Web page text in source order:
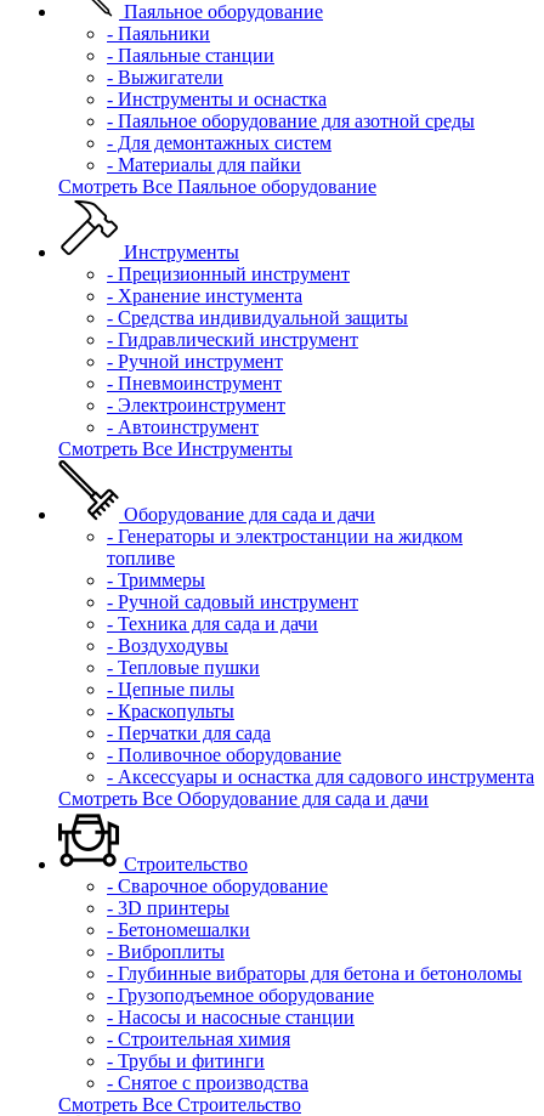
Паяльное оборудование
- Паяльники
- Паяльные станции
- Выжигатели
- Инструменты и оснастка
- Паяльное оборудование для азотной среды
- Для демонтажных систем
- Материалы для пайки
Смотреть Все Паяльное оборудование
Инструменты
- Прецизионный инструмент
- Хранение инстумента
- Средства индивидуальной защиты
- Гидравлический инструмент
- Ручной инструмент
- Пневмоинструмент
- Электроинструмент
- Автоинструмент
Смотреть Все Инструменты
Оборудование для сада и дачи
- Генераторы и электростанции на жидком
топливе
- Триммеры
- Ручной садовый инструмент
- Техника для сада и дачи
- Воздуходувы
- Тепловые пушки
- Цепные пилы
- Краскопульты
- Перчатки для сада
- Поливочное оборудование
- Аксессуары и оснастка для садового инструмента
Смотреть Все Оборудование для сада и дачи
Строительство
- Сварочное оборудование
- 3D принтеры
- Бетономешалки
- Виброплиты
- Глубинные вибраторы для бетона и бетоноломы
- Грузоподъемное оборудование
- Насосы и насосные станции
- Строительная химия
- Трубы и фитинги
- Снятое с производства
Смотреть Все Строительство